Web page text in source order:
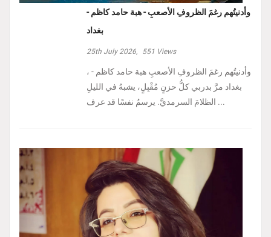
وأدنيتُهم رغمَ الظروفِ الأصعبِ - هبة حامد كاظم -
بغداد
25th July 2026, 551 Views
، وأدنيتُهم رغمَ الظروفِ الأصعبِ هبة حامد كاظم -
بغداد مرَّ بدربي كلُّ حزنٍ مُقْبِلٍ، يشبهُ في الليلِ
الظلامَ السرمديَّ. يرسمُ نفسًا قد عرف ...